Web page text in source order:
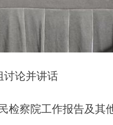
讨论并讲话
检察院工作报告及其